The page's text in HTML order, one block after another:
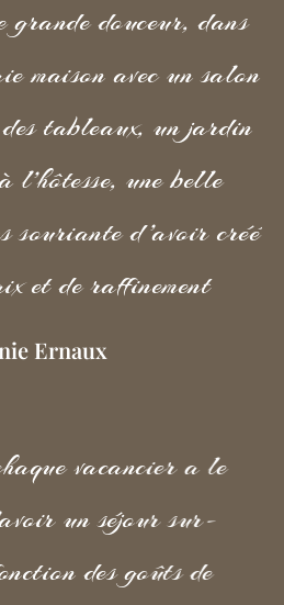
grande douceur, dans
maison avec un salon
tableaux, un jardin
une belle
souriante d’avoir créé
et de raffinement
Ernaux
vacancier a le
un séjour sur-
des goûts de